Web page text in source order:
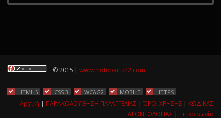
© 2015 | www.motoparts22.com
HTML 5 CSS 3 WCAG2 MOBILE HTTPS
Αρχική | ΠΑΡΑΚΟΛΟΥΘΗΣΗ ΠΑΡΑΓΓΕΛΙΑΣ |ΌΡΟΙ ΧΡΗΣΗΣ | ΚΩΔΙΚΑΣ
ΔΕΟΝΤΟΛΟΓΙΑΣ | Επικοινωνία